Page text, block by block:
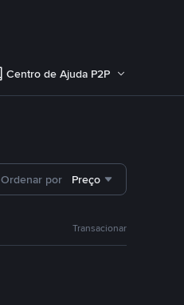
Centro de Ajuda P2P
Ordenar por Preço
Transacionar